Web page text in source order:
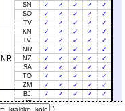
SN
✓ ✓ ✓ ✓
✓
SO
✓ ✓ ✓ ✓
✓
TV
✓ ✓ ✓ ✓ ✓
NR
KN ✓ ✓ ✓ ✓
✓
LV
✓ ✓ ✓ ✓
✓
NR
✓ ✓ ✓ ✓
✓
NZ
✓ ✓ ✓ ✓
✓
SA
✓ ✓ ✓ ✓
✓
TO
✓ ✓ ✓ ✓
✓
ZM
✓ ✓ ✓ ✓
✓
BJ
✓ ✓ ✓ ✓
✓
HE
✓ ✓ ✓ ✓
✓